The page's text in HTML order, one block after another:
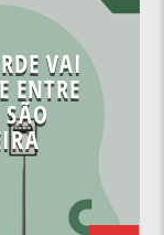
VAI
ENTRE
SÃO